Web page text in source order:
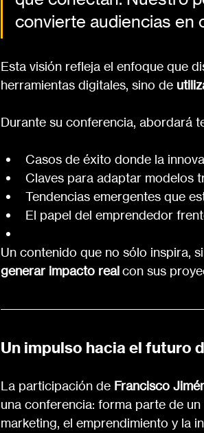
convierte audiencias en
Esta visión refleja el enfoque que
herramientas digitales, sino de
Durante su conferencia, abordará
Casos de éxito donde la
Claves para adaptar modelos
Tendencias emergentes que
El papel del emprendedor
Un contenido que no sólo inspira,
generar impacto real con sus
Un impulso hacia el futuro
La participación de Francisco
una conferencia: forma parte de
marketing, el emprendimiento y la